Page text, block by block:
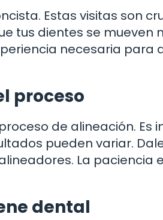
Estas visitas son
tus dientes se
necesaria
proceso
de alineación.
pueden variar.
La paciencia
dental